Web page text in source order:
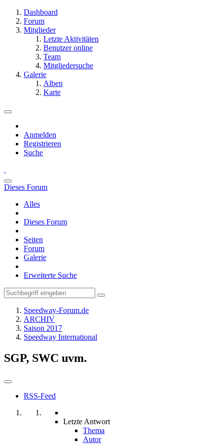
Dashboard
Forum
Mitglieder
Letzte Aktivitäten
Benutzer online
Team
Mitgliedersuche
Galerie
Alben
Karte
Anmelden
Registrieren
Suche
Dieses Forum
Alles
Dieses Forum
Seiten
Forum
Galerie
Erweiterte Suche
Speedway-Forum.de
ARCHIV
Saison 2017
Speedway International
SGP, SWC uvm.
RSS-Feed
Letzte Antwort
Thema
Autor